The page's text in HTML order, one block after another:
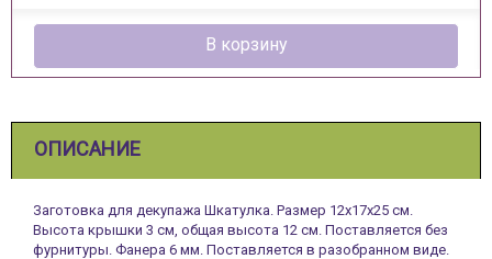
В корзину
ОПИСАНИЕ
Заготовка для декупажа Шкатулка. Размер 12х17х25 см.
Высота крышки 3 см, общая высота 12 см. Поставляется без
фурнитуры. Фанера 6 мм. Поставляется в разобранном виде.